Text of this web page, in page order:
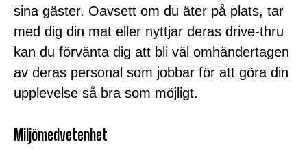
sina gäster. Oavsett om du äter på plats, tar
med dig din mat eller nyttjar deras drive-thru
kan du förvänta dig att bli väl omhändertagen
av deras personal som jobbar för att göra din
upplevelse så bra som möjligt.
Miljömedvetenhet